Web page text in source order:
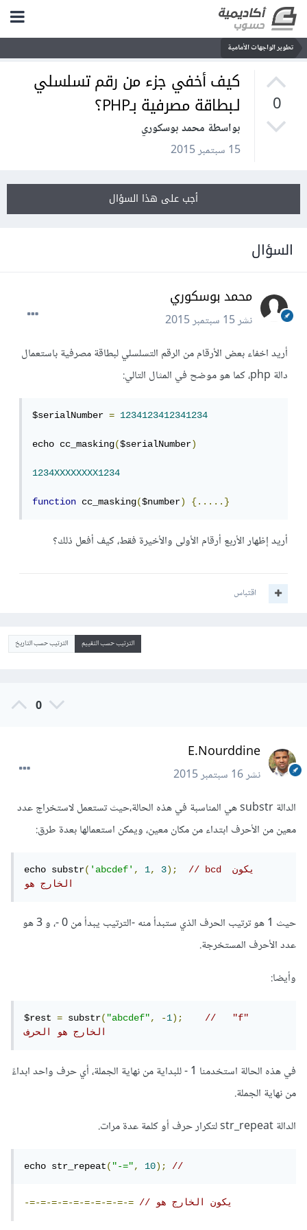
تطوير الواجهات الأمامية
0
كيف أخفي جزء من رقم تسلسلي
لـبطاقة مصرفية بـPHP؟
بواسطة محمد بوسكوري
15 سبتمبر 2015
أجب على هذا السؤال
السؤال
محمد بوسكوري
نشر15 سبتمبر 2015
أريد اخفاء بعض الأرقام من الرقم التسلسلي لبطاقة مصرفية باستعمال
دالة php، كما هو موضح في المثال التالي:
$serialNumber = 1234123412341234
echo cc_masking($serialNumber)
1234XXXXXXXX1234
function cc_masking($number) {.....}
أريد إظهار الأربع أرقام الأولى والأخيرة فقط، كيف أفعل ذلك؟
اقتباس
الترتيب حسب التقييم الترتيب حسب التاريخ
0
E.Nourddine
نشر16 سبتمبر 2015
الدالة substr هي المناسبة في هذه الحالة،حيث تستعمل لاستخراج عدد
معين من الأحرف ابتداء من مكان معين، ويمكن استعمالها بعدة طرق:
echo substr('abcdef', 1, 3);
// bcd يكون
حيث 1 هو ترتيب الحرف الذي ستبدأ منه -الترتيب يبدأ من 0 -، و 3 هو
عدد الأحرف المستخرجة.
وأيضا:
$rest = substr("abcdef", -1);
//   "f"
في هذه الحالة استخدمنا 1 - للبداية من نهاية الجملة، أي حرف واحد ابداءً
من نهاية الجملة.
الدالة str_repeat لتكرار حرف أو كلمة عدة مرات.
echo str_repeat("-=", 10); //
-=-=-=-=-=-=-=-=-=-= // يكون الخارج هو